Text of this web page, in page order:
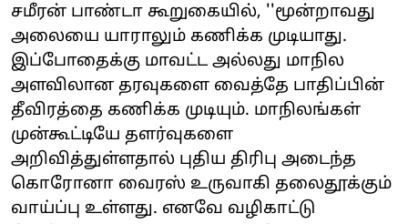
சமீரன் பாண்டா கூறுகையில், ''மூன்றாவது
அலையை யாராலும் கணிக்க முடியாது.
இப்போதைக்கு மாவட்ட அல்லது மாநில
அளவிலான தரவுகளை வைத்தே பாதிப்பின்
தீவிரத்தை கணிக்க முடியும். மாநிலங்கள்
முன்கூட்டியே தளர்வுகளை
அறிவித்துள்ளதால் புதிய திரிபு அடைந்த
கொரோனா வைரஸ் உருவாகி தலைதூக்கும்
வாய்ப்பு உள்ளது. எனவே வழிகாட்டு